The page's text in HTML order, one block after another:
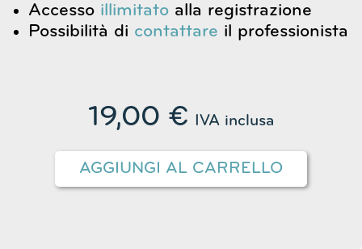
Accesso illimitatoalla registrazione
Possibilità di contattare il professionista
19,00 € IVA inclusa
AGGIUNGI AL CARRELLO